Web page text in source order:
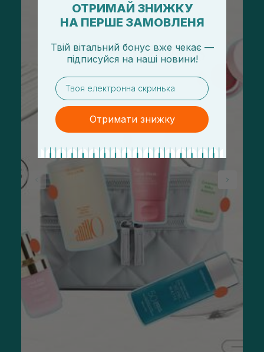
ОТРИМАЙ ЗНИЖКУ
НА ПЕРШЕ ЗАМОВЛЕНЯ
Твій вітальний бонус вже чекає —
підписуйся на наші новини!
email
Отримати знижку